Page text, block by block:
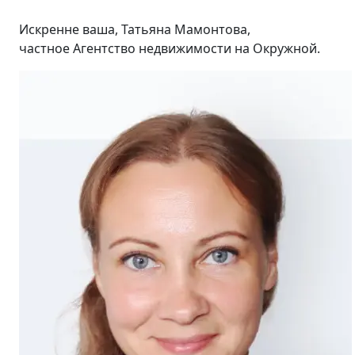
Искренне ваша, Татьяна Мамонтова,
частное Агентство недвижимости на Окружной.